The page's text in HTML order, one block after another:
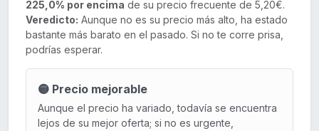
225,0% por encima de su precio frecuente de 5,20€.
Veredicto: Aunque no es su precio más alto, ha estado
bastante más barato en el pasado. Si no te corre prisa,
podrías esperar.
🟡 Precio mejorable
Aunque el precio ha variado, todavía se encuentra
lejos de su mejor oferta; si no es urgente,